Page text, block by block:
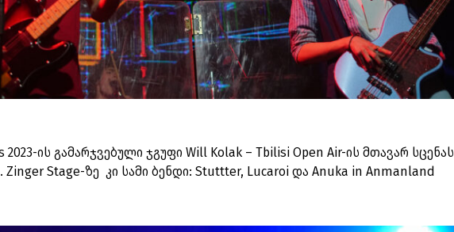
2023-ის გამარჯვებული ჯგუფი Will Kolak – Tbilisi Open Air-ის მთავარ სცენას
Zinger Stage-ზე კი სამი ბენდი: Stuttter, Lucaroi და Anuka in Anmanland